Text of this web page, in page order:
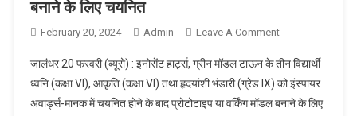
बनाने के लिए चयनित
February 20, 2024 Admin Leave A CommentOn इंस्पायर
में इनोसेंट हार्ट्स
के विद्यार्थियों ने
मारी बाजी :
जालंधर 20 फरवरी (ब्यूरो) : इनोसेंट हार्ट्स, ग्रीन मॉडल टाऊन के तीन विद्यार्थी
ध्वनि (कक्षा VI), आकृति (कक्षा VI) तथा हृदयांशी भंडारी (ग्रेड IX) को इंस्पायर
अवार्ड्स-मानक में चयनित होने के बाद प्रोटोटाइप या वर्किंग मॉडल बनाने के लिए